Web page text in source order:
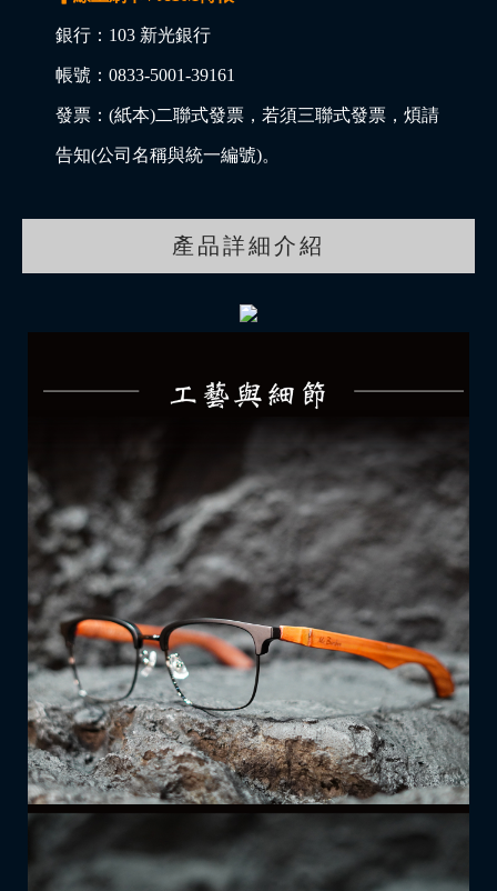
銀行：103 新光銀行
帳號：0833-5001-39161
發票：(紙本)二聯式發票，若須三聯式發票，煩請
告知(公司名稱與統一編號)。
產品詳細介紹